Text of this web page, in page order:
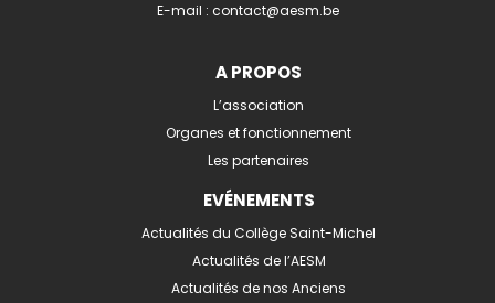
E-mail : contact@aesm.be
A PROPOS
L’association
Organes et fonctionnement
Les partenaires
EVÉNEMENTS
Actualités du Collège Saint-Michel
Actualités de l’AESM
Actualités de nos Anciens